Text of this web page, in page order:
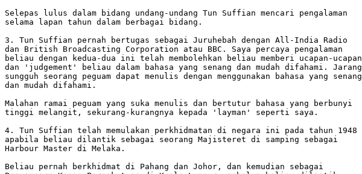
Selepas lulus dalam bidang undang-undang Tun Suffian mencari pengalaman
selama lapan tahun dalam berbagai bidang.
3. Tun Suffian pernah bertugas sebagai Juruhebah dengan All-India Radio
dan British Broadcasting Corporation atau BBC. Saya percaya pengalaman
beliau dengan kedua-dua ini telah membolehkan beliau memberi ucapan-ucapan
dan 'judgement' beliau dalam bahasa yang senang dan mudah difahami. Jarang
sungguh seorang peguam dapat menulis dengan menggunakan bahasa yang senang
dan mudah difahami.
Malahan ramai peguam yang suka menulis dan bertutur bahasa yang berbunyi
tinggi melangit, sekurang-kurangnya kepada 'layman' seperti saya.
4. Tun Suffian telah memulakan perkhidmatan di negara ini pada tahun 1948
apabila beliau dilantik sebagai seorang Majisteret di samping sebagai
Harbour Master di Melaka.
Beliau pernah berkhidmat di Pahang dan Johor, dan kemudian sebagai